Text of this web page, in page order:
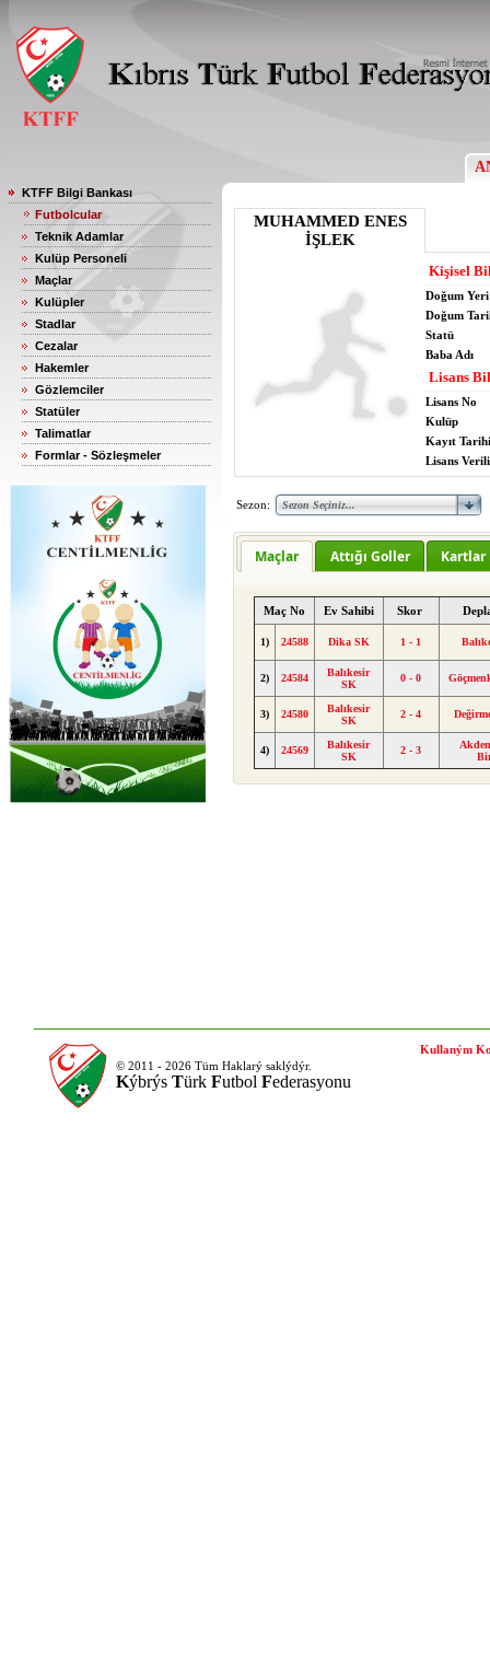
KTFF Bilgi Bankası
Futbolcular
Teknik Adamlar
Kulüp Personeli
Maçlar
Kulüpler
Stadlar
Cezalar
Hakemler
Gözlemciler
Statüler
Talimatlar
Formlar - Sözleşmeler
MUHAMMED ENES
İŞLEK
Kişisel
Doğum Yeri
Doğum
Statü
Baba Adı
Lisans
Lisans No
Kulüp
Kayıt Tarihi
Lisans
Sezon:
Maçlar Attığı Goller Kartlar
Maç No Ev Sahibi Skor
1) 24588 Dika SK 1 - 1
2) 24584
Balıkesir
SK
0 - 0
3) 24580
Balıkesir
SK
2 - 4
4) 24569
Balıkesir
SK
2 - 3
© 2011 - 2026 Tüm Haklarý saklýdýr.
Kýbrýs Türk Futbol Federasyonu
Kullaným